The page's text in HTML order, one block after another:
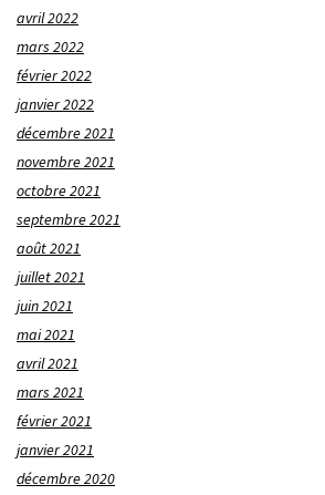
avril 2022
mars 2022
février 2022
janvier 2022
décembre 2021
novembre 2021
octobre 2021
septembre 2021
août 2021
juillet 2021
juin 2021
mai 2021
avril 2021
mars 2021
février 2021
janvier 2021
décembre 2020